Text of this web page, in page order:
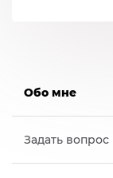
Обо мне
Задать вопрос